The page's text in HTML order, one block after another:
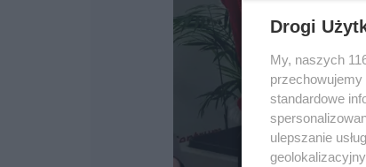
Drogi
My, naszych
standardowe
ulepszanie